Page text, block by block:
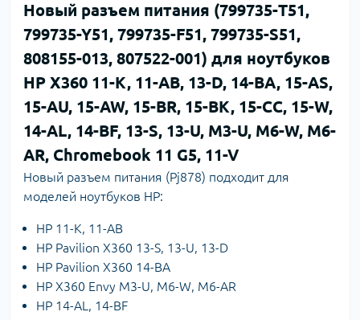
Новый разъем питания (799735-T51,
799735-Y51, 799735-F51, 799735-S51,
808155-013, 807522-001) для ноутбуков
HP X360 11-K, 11-AB, 13-D, 14-BA, 15-AS,
15-AU, 15-AW, 15-BR, 15-BK, 15-CC, 15-W,
14-AL, 14-BF, 13-S, 13-U, M3-U, M6-W, M6-
AR, Chromebook 11 G5, 11-V
Новый разъем питания (Pj878) подходит для
моделей ноутбуков HP:
HP 11-K, 11-AB
HP Pavilion X360 13-S, 13-U, 13-D
HP Pavilion X360 14-BA
HP X360 Envy M3-U, M6-W, M6-AR
HP 14-AL, 14-BF